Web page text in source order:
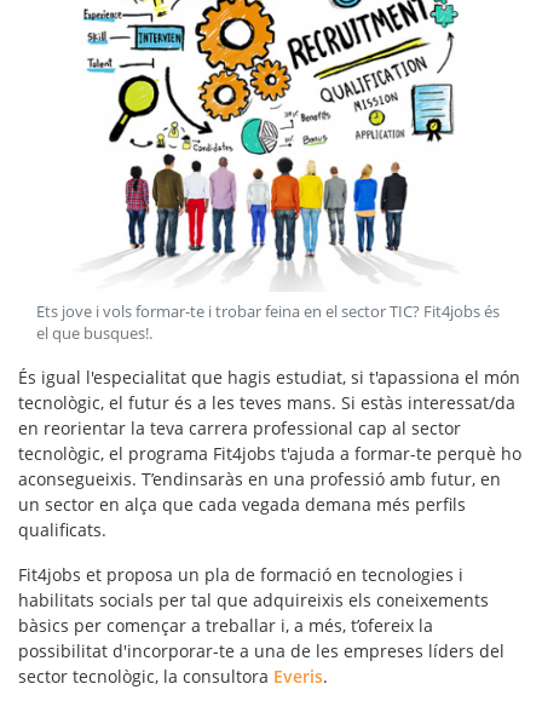
Ets jove i vols formar-te i trobar feina en el sector TIC? Fit4jobs és
el que busques!.
És igual l'especialitat que hagis estudiat, si t'apassiona el món
tecnològic, el futur és a les teves mans. Si estàs interessat/da
en reorientar la teva carrera professional cap al sector
tecnològic, el programa Fit4jobs t'ajuda a formar-te perquè ho
aconsegueixis. T’endinsaràs en una professió amb futur, en
un sector en alça que cada vegada demana més perfils
qualificats.
Fit4jobs et proposa un pla de formació en tecnologies i
habilitats socials per tal que adquireixis els coneixements
bàsics per començar a treballar i, a més, t’ofereix la
possibilitat d'incorporar-te a una de les empreses líders del
sector tecnològic, la consultora Everis.